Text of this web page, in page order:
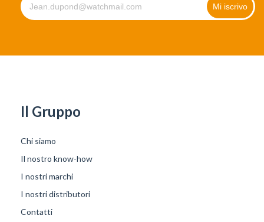
Il Gruppo
Chi siamo
Il nostro know-how
I nostri marchi
I nostri distributori
Contatti